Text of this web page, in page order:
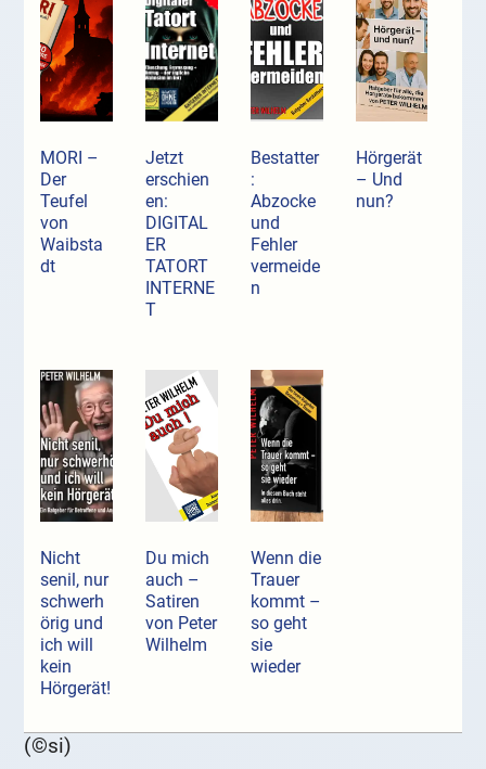
MORI –
Der
Teufel
von
Waibsta
dt
Jetzt
erschien
en:
DIGITAL
ER
TATORT
INTERNE
T
Bestatter
:
Abzocke
und
Fehler
vermeide
n
Hörgerät
– Und
nun?
Nicht
senil, nur
schwerh
örig und
ich will
kein
Hörgerät!
Du mich
auch –
Satiren
von Peter
Wilhelm
Wenn die
Trauer
kommt –
so geht
sie
wieder
(©si)